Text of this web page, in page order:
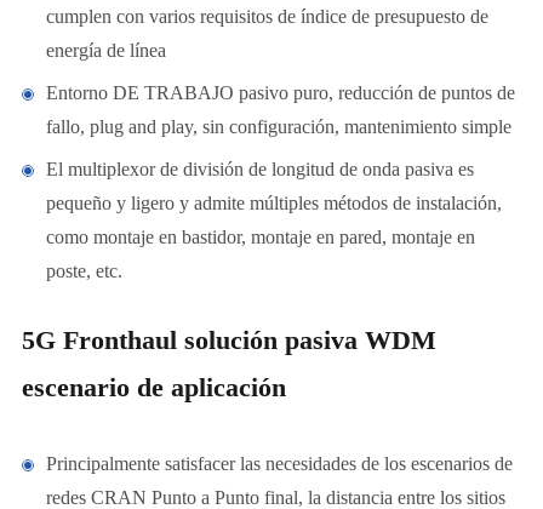
cumplen con varios requisitos de índice de presupuesto de
energía de línea
Entorno DE TRABAJO pasivo puro, reducción de puntos de
fallo, plug and play, sin configuración, mantenimiento simple
El multiplexor de división de longitud de onda pasiva es
pequeño y ligero y admite múltiples métodos de instalación,
como montaje en bastidor, montaje en pared, montaje en
poste, etc.
5G Fronthaul solución pasiva WDM
escenario de aplicación
Principalmente satisfacer las necesidades de los escenarios de
redes CRAN Punto a Punto final, la distancia entre los sitios